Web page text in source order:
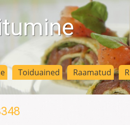
Toiduained Raamatud